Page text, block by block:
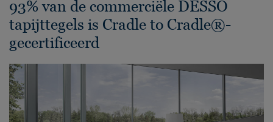
93% van de commerciële DESSO
tapijttegels is Cradle to Cradle®-
gecertificeerd